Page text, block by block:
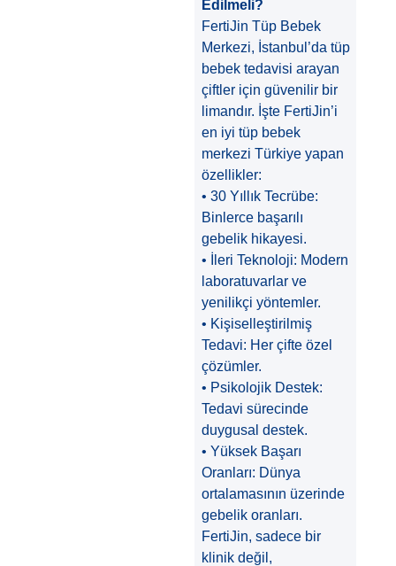
Edilmeli?
FertiJin Tüp Bebek
Merkezi, İstanbul’da tüp
bebek tedavisi arayan
çiftler için güvenilir bir
limandır. İşte FertiJin’i
en iyi tüp bebek
merkezi Türkiye yapan
özellikler:
• 30 Yıllık Tecrübe:
Binlerce başarılı
gebelik hikayesi.
• İleri Teknoloji: Modern
laboratuvarlar ve
yenilikçi yöntemler.
• Kişiselleştirilmiş
Tedavi: Her çifte özel
çözümler.
• Psikolojik Destek:
Tedavi sürecinde
duygusal destek.
• Yüksek Başarı
Oranları: Dünya
ortalamasının üzerinde
gebelik oranları.
FertiJin, sadece bir
klinik değil,